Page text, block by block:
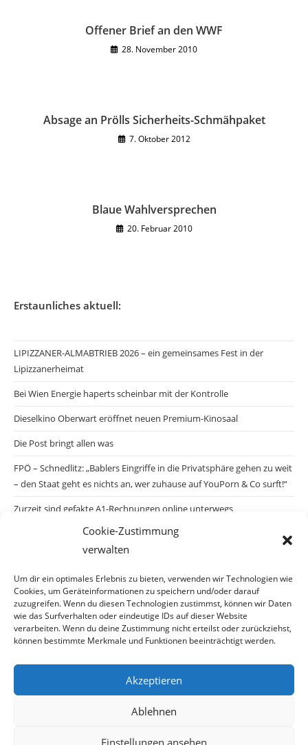
Cookie-Zustimmung
verwalten
Um dir ein optimales Erlebnis zu bieten, verwenden wir Technologien wie
Cookies, um Geräteinformationen zu speichern und/oder darauf
zuzugreifen. Wenn du diesen Technologien zustimmst, können wir Daten
wie das Surfverhalten oder eindeutige IDs auf dieser Website
verarbeiten. Wenn du deine Zustimmung nicht erteilst oder zurückziehst,
können bestimmte Merkmale und Funktionen beeinträchtigt werden.
Akzeptieren
Ablehnen
Einstellungen ansehen
Offener Brief an den WWF
28. November 2010
Absage an Prölls Sicherheits-Schmähpaket
7. Oktober 2012
Blaue Wahlversprechen
20. Februar 2010
Erstaunliches aktuell:
LIPIZZANER-ALMABTRIEB 2026 – ein gemeinsames Fest in der
Lipizzanerheimat
Bei Wien Energie haperts scheinbar mit der Kontrolle
Dieselkino Oberwart eröffnet neuen Premium-Kinosaal
Die Post bringt allen was
FPÖ – Schnedlitz: „Bablers Eingriffe in die Privatsphäre gehen zu weit
– den Staat geht es nichts an, wer zuhause auf YouPorn & Co surft!“
Zurzeit sind gefakte A1-Rechnungen online unterwegs
Salzburgs Juden und ihre Sicherheit: „Erst nach einem Anschlag wäre
die Gefahr endlich konkret!“
Biologisches Wunder in Ceuta
Ein vermeintliches Abschiebemärchen
Archiv